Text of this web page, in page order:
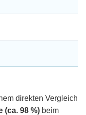
direkten Vergleich
(ca. 98 %) beim